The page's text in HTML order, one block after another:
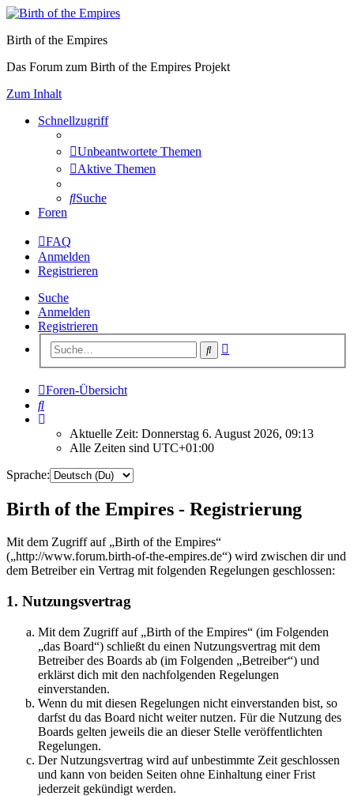
Birth of the Empires
Das Forum zum Birth of the Empires Projekt
Zum Inhalt
Schnellzugriff
Unbeantwortete Themen
Aktive Themen
Suche
Foren
FAQ
Anmelden
Registrieren
Suche
Anmelden
Registrieren
Suche
Foren-Übersicht
Suche
Aktuelle Zeit: Donnerstag 6. August 2026, 09:13
Alle Zeiten sind UTC+01:00
Sprache:
Birth of the Empires - Registrierung
Mit dem Zugriff auf „Birth of the Empires“
(„http://www.forum.birth-of-the-empires.de“) wird zwischen dir und
dem Betreiber ein Vertrag mit folgenden Regelungen geschlossen:
1. Nutzungsvertrag
Mit dem Zugriff auf „Birth of the Empires“ (im Folgenden
„das Board“) schließt du einen Nutzungsvertrag mit dem
Betreiber des Boards ab (im Folgenden „Betreiber“) und
erklärst dich mit den nachfolgenden Regelungen
einverstanden.
Wenn du mit diesen Regelungen nicht einverstanden bist, so
darfst du das Board nicht weiter nutzen. Für die Nutzung des
Boards gelten jeweils die an dieser Stelle veröffentlichten
Regelungen.
Der Nutzungsvertrag wird auf unbestimmte Zeit geschlossen
und kann von beiden Seiten ohne Einhaltung einer Frist
jederzeit gekündigt werden.